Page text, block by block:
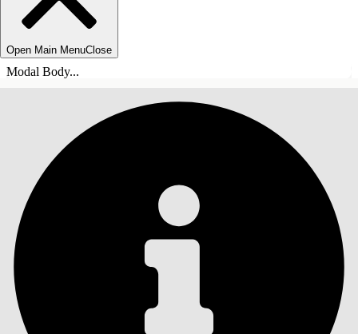
Open Main MenuClose
Modal Body...
СОДЕРЖАНИЕ